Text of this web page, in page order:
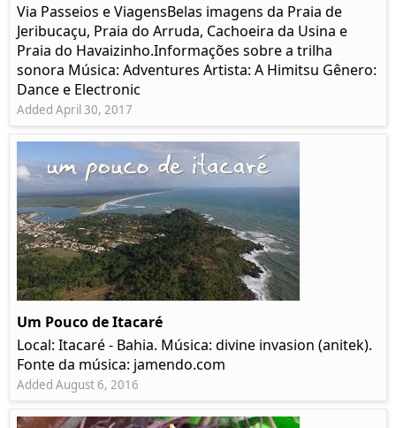
Via Passeios e ViagensBelas imagens da Praia de
Jeribucaçu, Praia do Arruda, Cachoeira da Usina e
Praia do Havaizinho.Informações sobre a trilha
sonora Música: Adventures Artista: A Himitsu Gênero:
Dance e Electronic
Added April 30, 2017
Um Pouco de Itacaré
Local: Itacaré - Bahia. Música: divine invasion (anitek).
Fonte da música: jamendo.com
Added August 6, 2016